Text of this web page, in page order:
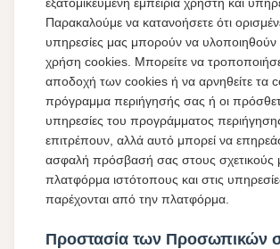
Παρακαλούμε να κατανοήσετε ότι
υπηρεσίες μας μπορούν να υλοποιηθούν
χρήση cookies. Μπορείτε να
αποδοχή των cookies ή να αρνηθείτε τα
πρόγραμμα περιήγησής σας ή οι
υπηρεσίες του προγράμματος
επιτρέπουν, αλλά αυτό μπορεί να
ασφαλή πρόσβασή σας στους σχετικούς
πλατφόρμα ιστότοπους και στις
παρέχονται από την πλατφόρμα.
Προστασία των Προσωπικών